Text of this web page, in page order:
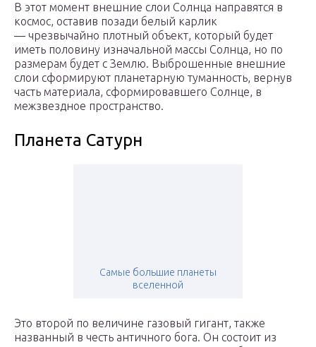
В этот момент внешние слои Солнца направятся в
космос, оставив позади белый карлик
— чрезвычайно плотный объект, который будет
иметь половину изначальной массы Солнца, но по
размерам будет с Землю. Выброшенные внешние
слои сформируют планетарную туманность, вернув
часть материала, сформировавшего Солнце, в
межзвездное пространство.
Планета Сатурн
Самые большие планеты
вселенной
Это второй по величине газовый гигант, также
названный в честь античного бога. Он состоит из